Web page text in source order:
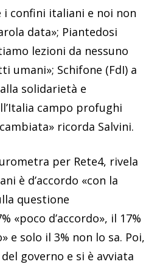
confini italiani e noi non
data»; Piantedosi
lezioni da nessuno
umani»; Schifone (FdI) a
solidarietà e
campo profughi
cambiata» ricorda Salvini.
per Rete4, rivela
è d’accordo «con la
questione
«poco d’accordo», il 17%
e solo il 3% non lo sa. Poi,
governo e si è avviata